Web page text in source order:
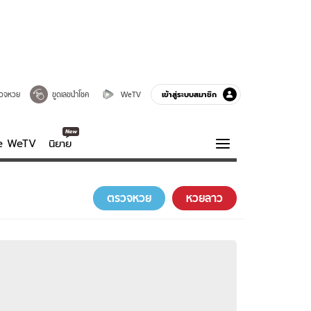
จหวย ขูดเลขนำโชค WeTV เข้าสู่ระบบสมาชิก
WeTV นิยาย
ความรู้รอบตัว
ฮาวทู
ตรวจหวย หวยลาว